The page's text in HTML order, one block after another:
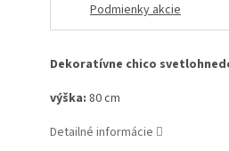
Podmienky akcie
Dekoratívne chico
výška: 80 cm
Detailné informácie